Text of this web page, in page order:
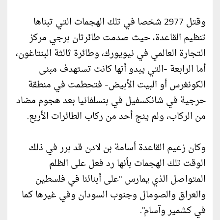
وقتل 2977 شخصا في تلك الهجمات التي تبناها
تنظيم القاعدة، حيث صدمت طائرتان برجي مركز
التجارة العالمي في نيويورك، وطائرة ثالثة البنتاغون،
أما الرابعة -التي يبدو أنها كانت تستهدف مبنى
الكونغرس أو البيت الأبيض- فتحطمت في منطقة
حرجية في شانكسفيل في بنسلفانيا بعد هجوم مضاد
من الركاب، ولم ينج أحد من ركاب الطائرات الأربع.
وكان زعيم القاعدة أسامة بن لادن قد برر في ذلك
الوقت تلك الهجمات بأنها رد فعل على الظلم
المتواصل الذي يمارس "على أبنائنا في فلسطين
والعراق والصومال وجنوب السودان وفي غيرها كما
في كشمير وآسام".